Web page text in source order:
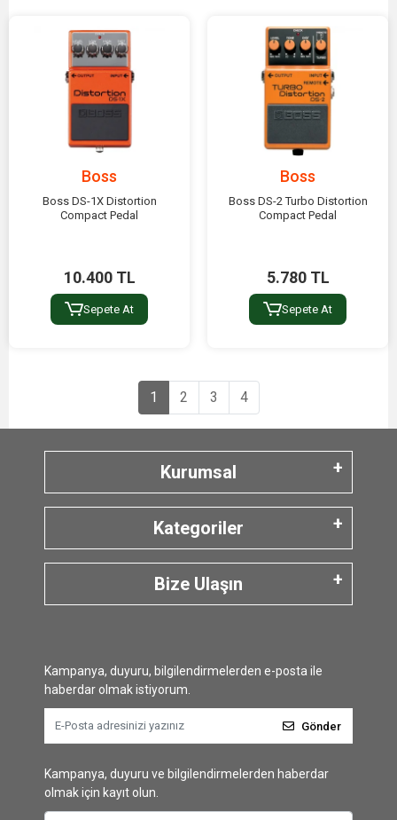
Boss
Boss DS-1X Distortion
Compact Pedal
10.400 TL
Sepete At
Boss
Boss DS-2 Turbo Distortion
Compact Pedal
5.780 TL
Sepete At
1 2 3 4
Kurumsal
Kategoriler
Bize Ulaşın
Kampanya, duyuru, bilgilendirmelerden e-posta ile
haberdar olmak istiyorum.
Gönder
Kampanya, duyuru ve bilgilendirmelerden haberdar
olmak için kayıt olun.